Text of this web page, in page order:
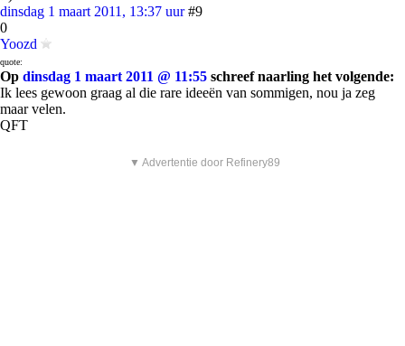
dinsdag 1 maart 2011, 13:37 uur #9
0
Yoozd
quote:
Op dinsdag 1 maart 2011 @ 11:55 schreef naarling het volgende:
Ik lees gewoon graag al die rare ideeën van sommigen, nou ja zeg
maar velen.
QFT
▼ Advertentie door Refinery89